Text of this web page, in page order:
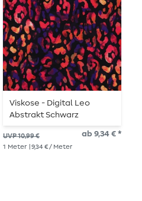
Viskose - Digital Leo
Abstrakt Schwarz
UVP 10,99 € ab 9,34 € *
1 Meter | 9,34 € / Meter